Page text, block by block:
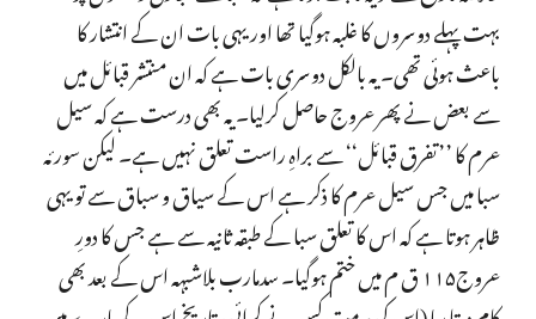
بہت پہلے دوسروں کا غلبہ ہوگیا تھا اور یہی بات ان کے انتشار کا
باعث ہوئی تھی۔ یہ بالکل دوسری بات ہے کہ ان منتشر قبائل میں
سے بعض نے پھر عروج حاصل کرلیا۔ یہ بھی درست ہے کہ سیل
عرم کا ’’تفرق قبائل‘‘ سے براہِ راست تعلق نہیں ہے۔ لیکن سورئہ
سبا میں جس سیل عرم کا ذکر ہے اس کے سیاق و سباق سے تو یہی
ظاہر ہوتا ہے کہ اس کا تعلق سبا کے طبقہ ثانیہ سے ہے جس کا دورِ
عروج۱۱۵ ق م میں ختم ہوگیا۔ سدمارب بلاشبہہ اس کے بعد بھی